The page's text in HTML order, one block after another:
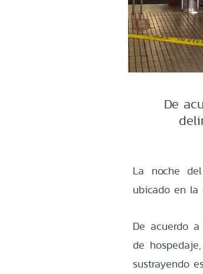
De
La noche
ubicado en la
De acuerdo
de
sustrayendo